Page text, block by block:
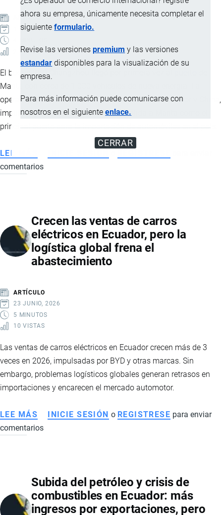
ahora su empresa, únicamente necesita completar el
siguienteformulario.
Revise las versionespremium y las versiones
estandar disponibles para la visualización de su
empresa.
Para más información puede comunicarse con
nosotros en el siguienteenlace.
CERRAR
ARTÍCULO
1 AGOSTO, 2026
2 VISTAS
El buque BYD Changzhou llegó por primera vez al
Manta con cerca de 1.000 vehículos de nueva energía. La
operación fortalece la relación comercial entre Ecuador y China,
impulsa la movilidad eléctrica y consolida a Manta como el
principal puerto para laimportaciónde automóviles en el país.
LEE MÁS
BYD
PUERTO
DE
MANTA
CON
ELÉCTRICOS
Y
CONSOLIDA
COMO
LOGÍSTICO
comentarios
Crecen las ventas de carros
eléctricos en Ecuador, pero la
logística global frena el
abastecimiento
ARTÍCULO
23 JUNIO, 2026
5 MINUTOS
10 VISTAS
Las ventas de carros eléctricos en Ecuador crecen más de 3
veces en 2026, impulsadas por BYD y otras marcas. Sin
embargo, problemas logísticos globales generan retrasos en
importaciones y encarecen el mercado automotor.
LEE MÁS SOBRE
CRECEN
CARROS
ELÉCTRICOS
EN
INICIE SESIÓN o REGISTRESE para enviar
comentarios
Subida del petróleo y crisis de
combustibles en Ecuador: más
ingresos por exportaciones, pero